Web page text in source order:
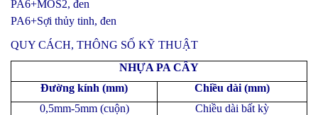
PA6+MOS2, đen
PA6+Sợi thủy tinh, đen
QUY CÁCH, THÔNG SỐ KỸ THUẬT
NHỰA PA CÂY
Đường kính (mm)
Chiều dài (mm)
0,5mm-5mm (cuộn)
Chiều dài bất kỳ